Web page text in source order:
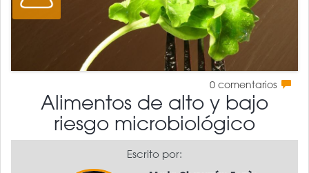
0 comentarios
Alimentos de alto y bajo
riesgo microbiológico
Escrito por: